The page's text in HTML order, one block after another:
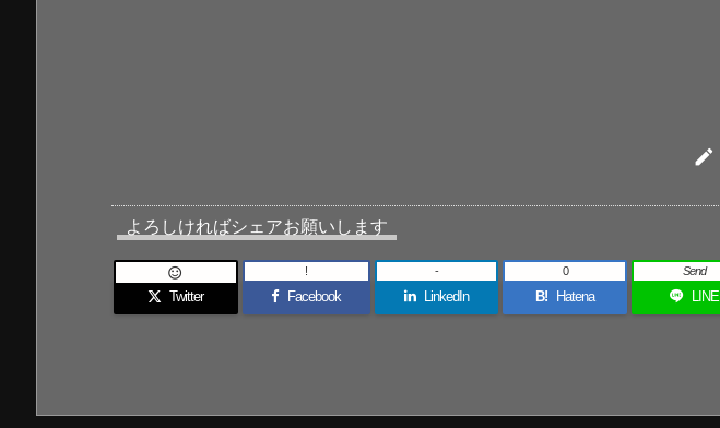

よろしければシェアお願いします
Twitter

Facebook
!
LinkedIn
-
B! Hatena
0
LINE
Send